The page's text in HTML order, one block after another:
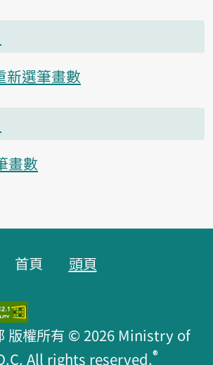
新選筆畫數
畫數
首頁 頭頁
版權所有 © 2026 Ministry of
All rights reserved.®